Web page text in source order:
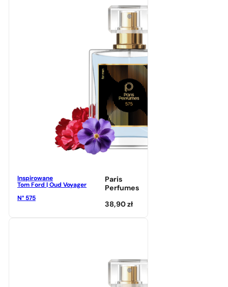
Inspirowane
Tom Ford | Oud Voyager
N° 575
Paris
Perfumes
38,90zł